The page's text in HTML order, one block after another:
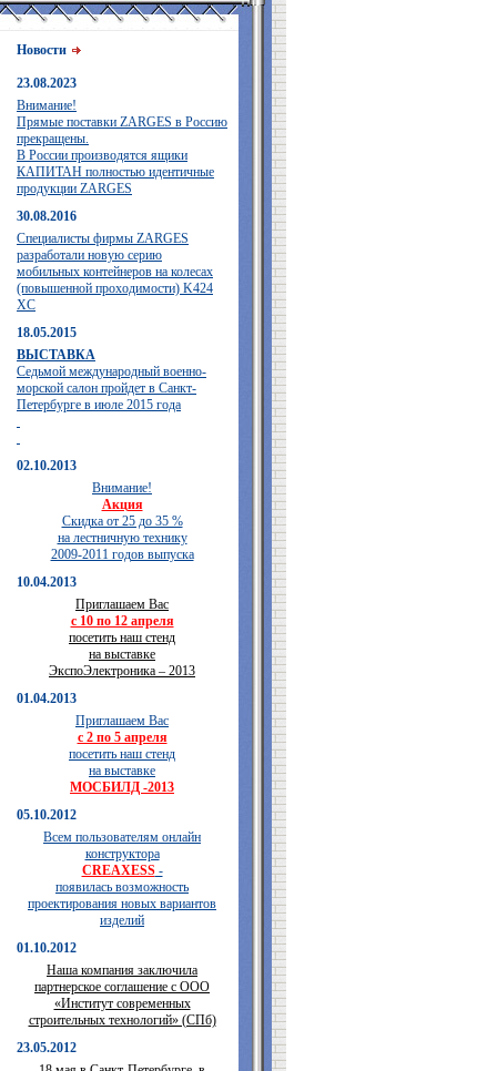
Новости
23.08.2023
Внимание!
Прямые поставки ZARGES в Россию
прекращены.
В России производятся ящики
КАПИТАН полностью идентичные
продукции ZARGES
30.08.2016
Специалисты фирмы ZARGES
разработали новую серию
мобильных контейнеров на колесах
(повышенной проходимости) K424
XC
18.05.2015
ВЫСТАВКА
Седьмой международный военно-
морской салон пройдет в Санкт-
Петербурге в июле 2015 года
02.10.2013
Внимание!
Акция
Скидка от 25 до 35 %
на лестничную технику
2009-2011 годов выпуска
10.04.2013
Приглашаем Вас
с 10 по 12 апреля
посетить наш стенд
на выставке
ЭкспоЭлектроника – 2013
01.04.2013
Приглашаем Вас
с 2 по 5 апреля
посетить наш стенд
на выставке
МОСБИЛД -2013
05.10.2012
Всем пользователям онлайн
конструктора
CREAXESS-
появилась возможность
проектирования новых вариантов
изделий
01.10.2012
Наша компания заключила
партнерское соглашение с ООО
«Институт современных
строительных технологий» (СПб)
23.05.2012